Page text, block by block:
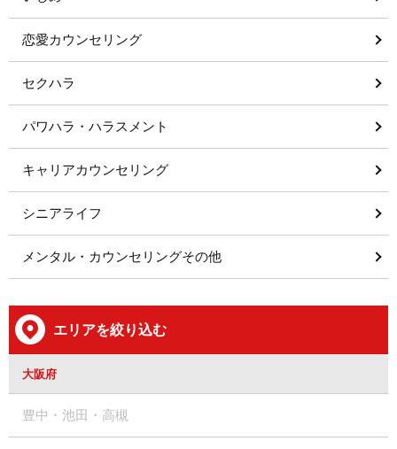
恋愛カウンセリング
セクハラ
パワハラ・ハラスメント
キャリアカウンセリング
シニアライフ
メンタル・カウンセリングその他
エリアを絞り込む
大阪府
豊中・池田・高槻